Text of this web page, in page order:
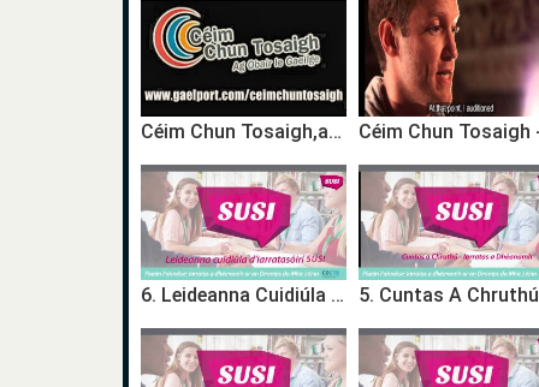
Céim Chun Tosaigh,ag Obair le Gaeilge,A step ahead,Working with the Irish language,TG4,career,gairm
6. Leideanna Cuidiúla D’iarratasóirí